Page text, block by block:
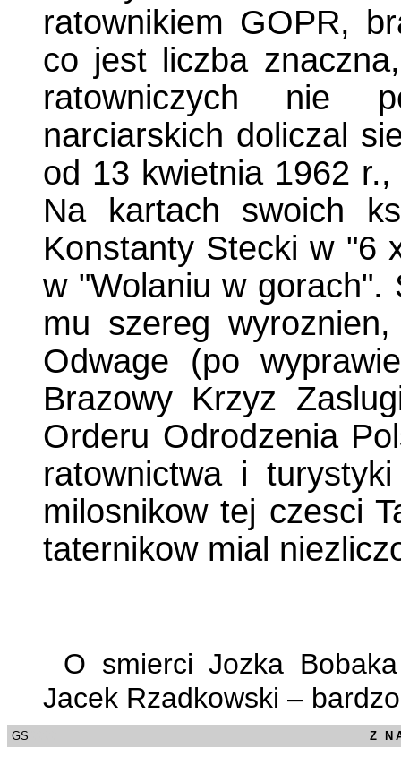
ratownikiem GOPR,
co jest liczba
ratowniczych nie
narciarskich doliczal
od 13 kwietnia 1962
Na kartach swoich
Konstanty Stecki w "6
w "Wolaniu w gorach".
mu szereg
Odwage (po
Brazowy Krzyz
Orderu Odrodzenia
ratownictwa i
milosnikow tej czesci
taternikow mial
O smierci Jozka
Jacek Rzadkowski –
GS Z